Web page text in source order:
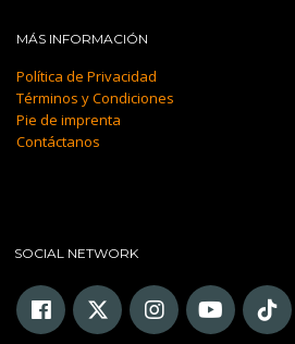
MÁS INFORMACIÓN
Política de Privacidad
Términos y Condiciones
Pie de imprenta
Contáctanos
SOCIAL NETWORK